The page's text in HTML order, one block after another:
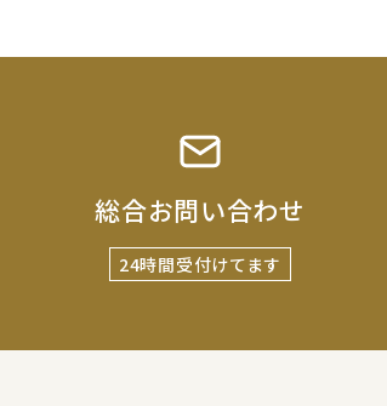
総合お問い合わせ
24時間受付けてます